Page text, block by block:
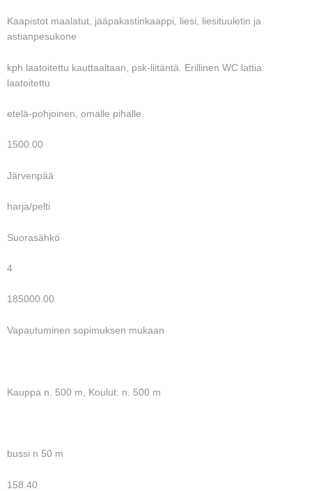
Kaapistot maalatut, jääpakastinkaappi, liesi, liesituuletin ja
astianpesukone
kph laatoitettu kauttaaltaan, psk-liitäntä. Erillinen WC lattia
laatoitettu
etelä-pohjoinen, omalle pihalle
1500.00
Järvenpää
harja/pelti
Suorasähkö
4
185000.00
Vapautuminen sopimuksen mukaan
Kauppa n. 500 m, Koulut: n. 500 m
bussi n 50 m
158.40